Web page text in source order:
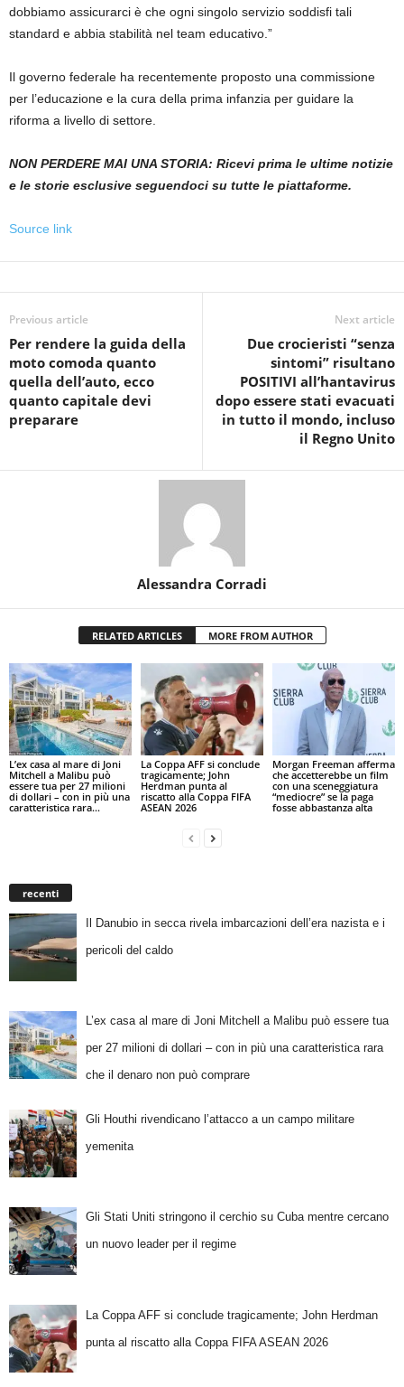
dobbiamo assicurarci è che ogni singolo servizio soddisfi tali
standard e abbia stabilità nel team educativo.”
Il governo federale ha recentemente proposto una commissione
per l’educazione e la cura della prima infanzia per guidare la
riforma a livello di settore.
NON PERDERE MAI UNA STORIA: Ricevi prima le ultime notizie
e le storie esclusive seguendoci su tutte le piattaforme.
Source link
Previous article
Per rendere la guida della
moto comoda quanto
quella dell’auto, ecco
quanto capitale devi
preparare
Next article
Due crocieristi “senza
sintomi” risultano
POSITIVI all’hantavirus
dopo essere stati evacuati
in tutto il mondo, incluso
il Regno Unito
Alessandra Corradi
RELATED ARTICLES MORE FROM AUTHOR
L’ex casa al mare di Joni
Mitchell a Malibu può
essere tua per 27 milioni
di dollari – con in più una
caratteristica rara...
La Coppa AFF si conclude
tragicamente; John
Herdman punta al
riscatto alla Coppa FIFA
ASEAN 2026
Morgan Freeman afferma
che accetterebbe un film
con una sceneggiatura
“mediocre” se la paga
fosse abbastanza alta
recenti
Il Danubio in secca rivela imbarcazioni dell’era nazista e i
pericoli del caldo
L’ex casa al mare di Joni Mitchell a Malibu può essere tua
per 27 milioni di dollari – con in più una caratteristica rara
che il denaro non può comprare
Gli Houthi rivendicano l’attacco a un campo militare
yemenita
Gli Stati Uniti stringono il cerchio su Cuba mentre cercano
un nuovo leader per il regime
La Coppa AFF si conclude tragicamente; John Herdman
punta al riscatto alla Coppa FIFA ASEAN 2026